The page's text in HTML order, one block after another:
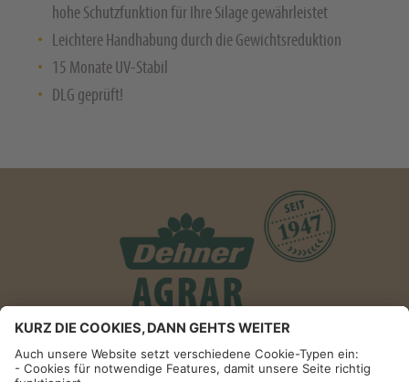
hohe Schutzfunktion für Ihre Silage gewährleistet
Leichtere Handhabung durch die Gewichtsreduktion
15 Monate UV-Stabil
DLG geprüft!